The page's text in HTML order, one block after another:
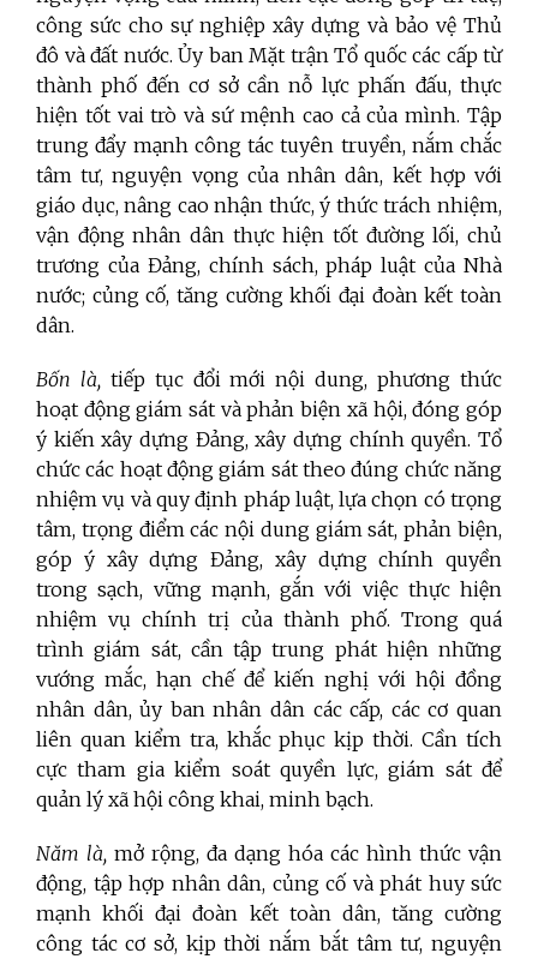
công sức cho sự nghiệp xây dựng và bảo vệ Thủ
đô và đất nước. Ủy ban Mặt trận Tổ quốc các cấp từ
thành phố đến cơ sở cần nỗ lực phấn đấu, thực
hiện tốt vai trò và sứ mệnh cao cả của mình. Tập
trung đẩy mạnh công tác tuyên truyền, nắm chắc
tâm tư, nguyện vọng của nhân dân, kết hợp với
giáo dục, nâng cao nhận thức, ý thức trách nhiệm,
vận động nhân dân thực hiện tốt đường lối, chủ
trương của Đảng, chính sách, pháp luật của Nhà
nước; củng cố, tăng cường khối đại đoàn kết toàn
dân.
Bốn là, tiếp tục đổi mới nội dung, phương thức
hoạt động giám sát và phản biện xã hội, đóng góp
ý kiến xây dựng Đảng, xây dựng chính quyền. Tổ
chức các hoạt động giám sát theo đúng chức năng
nhiệm vụ và quy định pháp luật, lựa chọn có trọng
tâm, trọng điểm các nội dung giám sát, phản biện,
góp ý xây dựng Đảng, xây dựng chính quyền
trong sạch, vững mạnh, gắn với việc thực hiện
nhiệm vụ chính trị của thành phố. Trong quá
trình giám sát, cần tập trung phát hiện những
vướng mắc, hạn chế để kiến nghị với hội đồng
nhân dân, ủy ban nhân dân các cấp, các cơ quan
liên quan kiểm tra, khắc phục kịp thời. Cần tích
cực tham gia kiểm soát quyền lực, giám sát để
quản lý xã hội công khai, minh bạch.
Năm là, mở rộng, đa dạng hóa các hình thức vận
động, tập hợp nhân dân, củng cố và phát huy sức
mạnh khối đại đoàn kết toàn dân, tăng cường
công tác cơ sở, kịp thời nắm bắt tâm tư, nguyện